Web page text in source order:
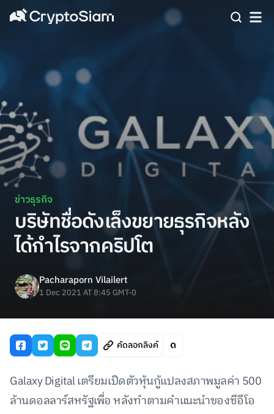
ข่าวธุรกิจ
บริษัทชื่อดังเล็งขยายธุรกิจหลัง
ได้กำไรจากคริปโต
Pacharaporn Vilailert
1 Dec 2021 AT 8:45 GMT-0
คัดลอกลิงค์
Galaxy Digital เตรียมเปิดตัวหุ้นกู้แปลงสภาพมูลค่า 500
ล้านดอลลาร์สหรัฐเพื่อ หลังทำตามคำแนะนำของซีอีโอ